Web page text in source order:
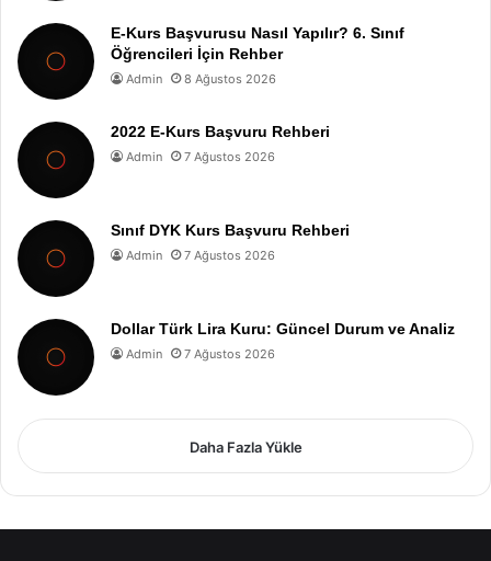
E-Kurs Başvurusu Nasıl Yapılır? 6. Sınıf
Öğrencileri İçin Rehber
Admin 8 Ağustos 2026
2022 E-Kurs Başvuru Rehberi
Admin 7 Ağustos 2026
Sınıf DYK Kurs Başvuru Rehberi
Admin 7 Ağustos 2026
Dollar Türk Lira Kuru: Güncel Durum ve Analiz
Admin 7 Ağustos 2026
Daha Fazla Yükle